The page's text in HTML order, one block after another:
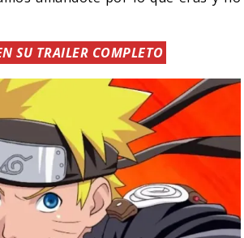
SU TRAILER COMPLETO